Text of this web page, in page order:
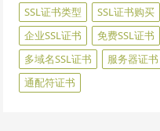
SSL证书类型
SSL证书购买
企业SSL证书
免费SSL证书
多域名SSL证书
服务器证书
通配符证书